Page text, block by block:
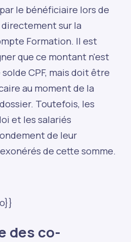
le bénéficiaire lors de
sur la
Formation. Il est
que ce montant n'est
CPF, mais doit être
au moment de la
Toutefois, les
et les salariés
de leur
de cette somme.
des co-